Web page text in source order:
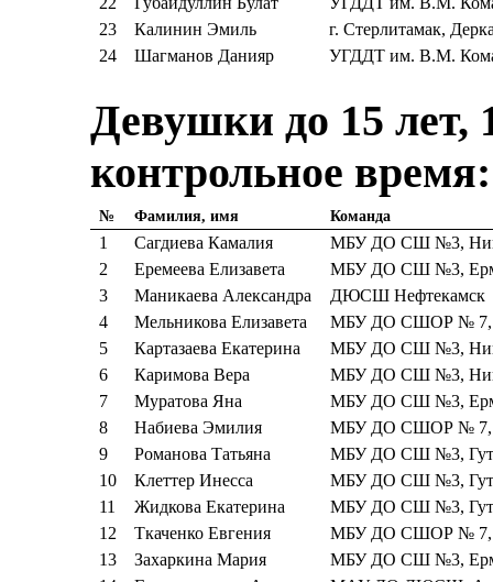
23
Калинин Эмиль
г. Стерлитамак,
24
Шагманов Данияр УГДДТ им. В.М.
Девушки до 15 лет,
контрольное
№ Фамилия, имя Команда
1 Сагдиева Камалия
МБУ ДО СШ №3,
2
Еремеева Елизавета
МБУ ДО СШ №3,
3
Маникаева Александра
ДЮСШ Нефтекамск
4
Мельникова Елизавета
МБУ ДО СШОР № 7,
5
Картазаева Екатерина
МБУ ДО СШ №3,
6
Каримова Вера
МБУ ДО СШ №3,
7
Муратова Яна
МБУ ДО СШ №3,
8
Набиева Эмилия
МБУ ДО СШОР № 7,
9
Романова Татьяна
МБУ ДО СШ №3,
10
Клеттер Инесса
МБУ ДО СШ №3,
11
Жидкова Екатерина
МБУ ДО СШ №3,
12
Ткаченко Евгения
МБУ ДО СШОР № 7,
13
Захаркина Мария
МБУ ДО СШ №3,